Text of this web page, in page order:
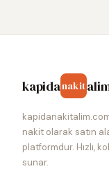
kapidanakit
nakit olarak satın
platformdur. Hızlı,
sunar.